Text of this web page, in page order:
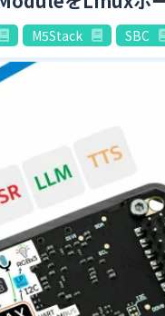
M5Stack SBC